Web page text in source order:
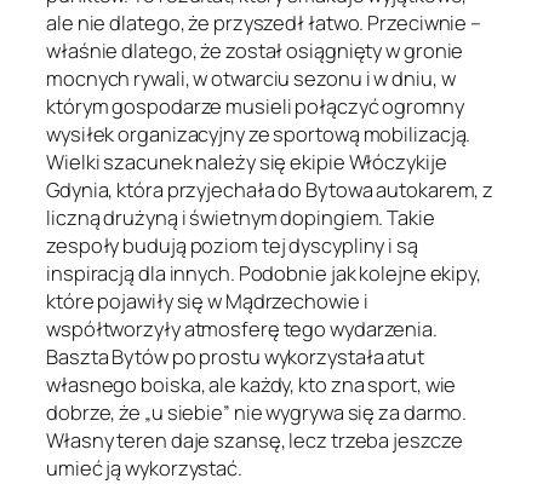
ale nie dlatego, że przyszedł łatwo. Przeciwnie –
właśnie dlatego, że został osiągnięty w gronie
mocnych rywali, w otwarciu sezonu i w dniu, w
którym gospodarze musieli połączyć ogromny
wysiłek organizacyjny ze sportową mobilizacją.
Wielki szacunek należy się ekipie Włóczykije
Gdynia, która przyjechała do Bytowa autokarem, z
liczną drużyną i świetnym dopingiem. Takie
zespoły budują poziom tej dyscypliny i są
inspiracją dla innych. Podobnie jak kolejne ekipy,
które pojawiły się w Mądrzechowie i
współtworzyły atmosferę tego wydarzenia.
Baszta Bytów po prostu wykorzystała atut
własnego boiska, ale każdy, kto zna sport, wie
dobrze, że „u siebie” nie wygrywa się za darmo.
Własny teren daje szansę, lecz trzeba jeszcze
umieć ją wykorzystać.